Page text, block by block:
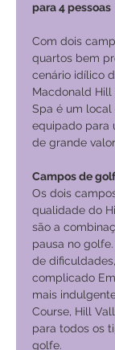
para 4 pessoas
Com dois
quartos bem
cenário idílico
Macdonald Hill
Spa é um
equipado para
de grande
Campos de
Os dois
qualidade do
são a
pausa no
de
complicado
mais
Course, Hill
para todos os
golfe.